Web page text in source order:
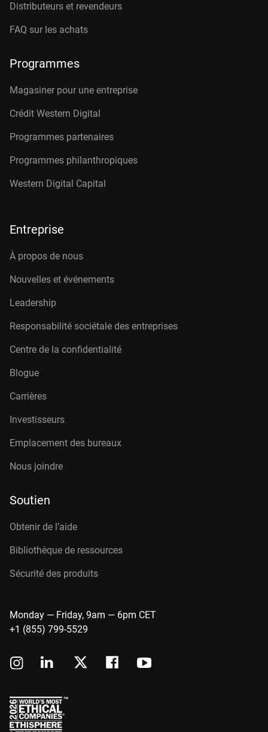
Distributeurs et revendeurs
FAQ sur les achats
Programmes
Magasiner pour une entreprise
Crédit Western Digital
Programmes partenaires
Programmes philanthropiques
Western Digital Capital
Entreprise
À propos de nous
Nouvelles et événements
Leadership
Responsabilité sociétale des entreprises
Centre de la confidentialité
Blogue
Carrières
Investisseurs
Emplacement des bureaux
Nous joindre
Soutien
Obtenir de l’aide
Bibliothèque de ressources
Sécurité des produits
Monday — Friday, 9am — 6pm CET
+1 (855) 799-5529